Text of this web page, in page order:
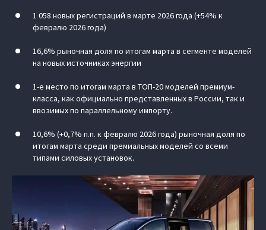
1 058 новых регистраций в марте 2026 года (+54% к
февралю 2026 года)
16,6% рыночная доля по итогам марта в сегменте моделей
на новых источниках энергии
1-е место по итогам марта в ТОП-20 моделей премиум-
класса, как официально представленных в России, так и
ввозимых по параллельному импорту.
10,6% (+0,7% п.п. к февралю 2026 года) рыночная доля по
итогам марта среди премиальных моделей со всеми
типами силовых установок.